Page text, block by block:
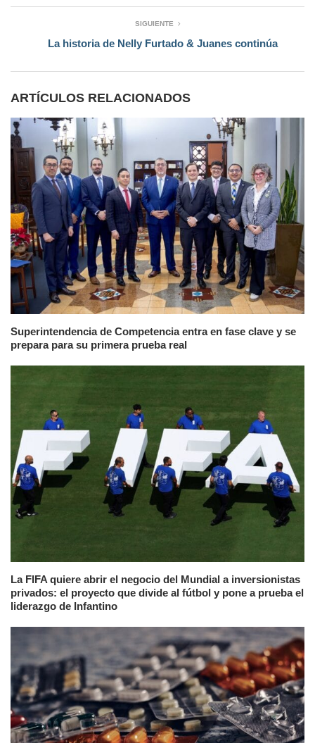
SIGUIENTE
La historia de Nelly Furtado & Juanes continúa
ARTÍCULOS RELACIONADOS
Superintendencia de Competencia entra en fase clave y se
prepara para su primera prueba real
La FIFA quiere abrir el negocio del Mundial a inversionistas
privados: el proyecto que divide al fútbol y pone a prueba el
liderazgo de Infantino